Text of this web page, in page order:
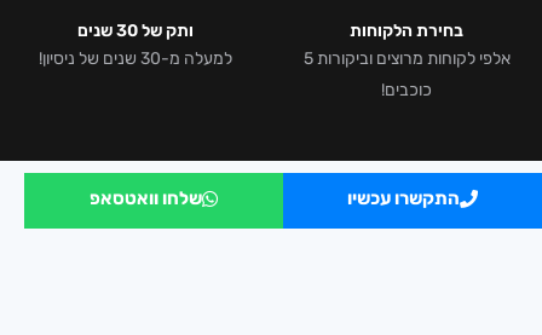
בחירת הלקוחות
אלפי לקוחות מרוצים וביקורות 5
כוכבים!
ותק של 30 שנים
למעלה מ-30 שנים של ניסיון!
התקשרו עכשיו שלחו וואטסאפ